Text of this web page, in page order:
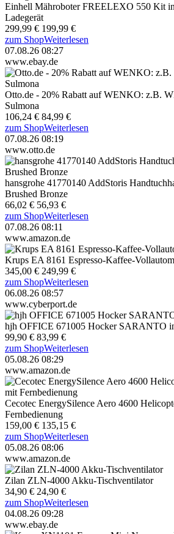
Einhell Mähroboter FREELEXO 550 Kit
Ladegerät
299,99 € 199,99 €
zum ShopWeiterlesen
07.08.26 08:27
www.ebay.de
Otto.de - 20% Rabatt auf WENKO: z.B.
Sulmona
106,24 € 84,99 €
zum ShopWeiterlesen
07.08.26 08:19
www.otto.de
hansgrohe 41770140 AddStoris
Brushed Bronze
66,02 € 56,93 €
zum ShopWeiterlesen
07.08.26 08:11
www.amazon.de
Krups EA 8161 Espresso-Kaffee-
345,00 € 249,99 €
zum ShopWeiterlesen
06.08.26 08:57
www.cyberport.de
hjh OFFICE 671005 Hocker SARANTO
99,90 € 83,99 €
zum ShopWeiterlesen
05.08.26 08:29
www.amazon.de
Cecotec EnergySilence Aero 4600
Fernbedienung
159,00 € 135,15 €
zum ShopWeiterlesen
05.08.26 08:06
www.amazon.de
Zilan ZLN-4000 Akku-Tischventilator
34,90 € 24,90 €
zum ShopWeiterlesen
04.08.26 09:28
www.ebay.de